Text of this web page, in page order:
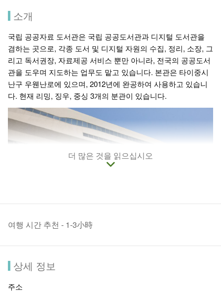
소개
국립 공공자료 도서관은 국립 공공도서관과 디지털 도서관을
겸하는 곳으로, 각종 도서 및 디지털 자원의 수집, 정리, 소장, 그
리고 독서권장, 자료제공 서비스 뿐만 아니라, 전국의 공공도서
관을 도우며 지도하는 업무도 맡고 있습니다. 본관은 타이중시
난구 우웬난로에 있으며, 2012년에 완공하여 사용하고 있습니
다. 현재 리밍, 징우, 중싱 3개의 분관이 있습니다.
더 많은 것을 읽으십시오
여행 시간 추천 - 1-3小時
상세 정보
주소